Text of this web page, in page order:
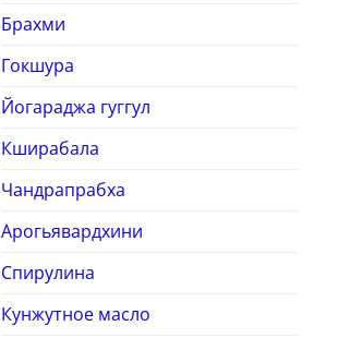
Брахми
Гокшура
Йогараджа гуггул
Кширабала
Чандрапрабха
Арогьявардхини
Спирулина
Кунжутное масло